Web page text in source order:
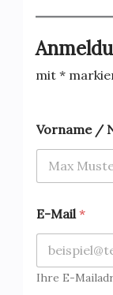
mit *
Vorname /
e
l
o
E-Mail *
Ihre E-